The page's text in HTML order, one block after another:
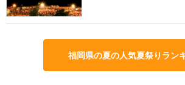
福岡県の夏の人気夏祭りラン